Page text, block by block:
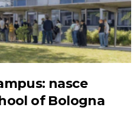
nasce
of Bologna